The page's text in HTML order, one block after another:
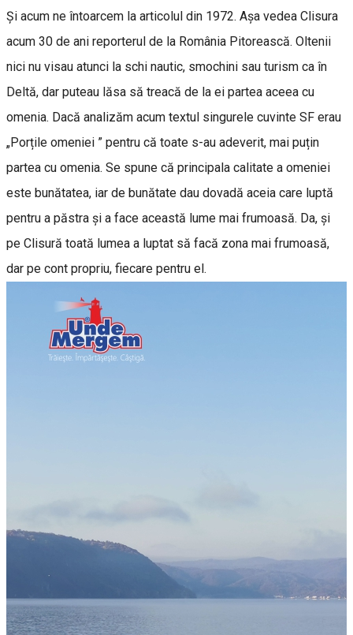
Și acum ne întoarcem la articolul din 1972. Așa vedea Clisura
acum 30 de ani reporterul de la România Pitorească. Oltenii
nici nu visau atunci la schi nautic, smochini sau turism ca în
Deltă, dar puteau lăsa să treacă de la ei partea aceea cu
omenia. Dacă analizăm acum textul singurele cuvinte SF erau
„Porțile omeniei ” pentru că toate s-au adeverit, mai puțin
partea cu omenia. Se spune că principala calitate a omeniei
este bunătatea, iar de bunătate dau dovadă aceia care luptă
pentru a păstra și a face această lume mai frumoasă. Da, și
pe Clisură toată lumea a luptat să facă zona mai frumoasă,
dar pe cont propriu, fiecare pentru el.